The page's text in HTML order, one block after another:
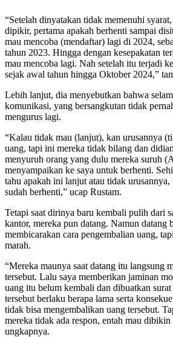
“Setelah dinyatakan tidak memenuhi
dipikir, pertama apakah berhenti sampai
mau mencoba (mendaftar) lagi di 2024,
tahun 2023. Hingga dengan kesepakatan
mau mencoba lagi. Nah setelah itu terjadi
sejak awal tahun hingga Oktober 2024,”
Lebih lanjut, dia menyebutkan bahwa
komunikasi, yang bersangkutan tidak
mengurus lagi.
“Kalau tidak mau (lanjut), kan urusannya
uang, tapi ini mereka tidak bilang dan
menyuruh orang yang dulu mereka suruh
menyampaikan ke saya untuk berhenti.
tahu apakah ini lanjut atau tidak urusannya,
sudah berhenti,” ucap Rustam.
Tetapi saat dirinya baru kembali pulih dari
kantor, mereka pun datang. Namun datang
membicarakan cara pengembalian uang,
marah.
“Mereka maunya saat datang itu langsung
tersebut. Lalu saya memberikan jaminan
uang itu belum kembali dan dibuatkan
tersebut berlaku berapa lama serta
tidak bisa mengembalikan uang tersebut.
mereka tidak ada respon, entah mau dibikin
ungkapnya.